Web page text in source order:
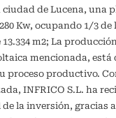
ciudad de Lucena, una
Kw, ocupando 1/3
m2; La
mencionada, está
proceso productivo.
INFRICO S.L. ha
de la inversión, gracias